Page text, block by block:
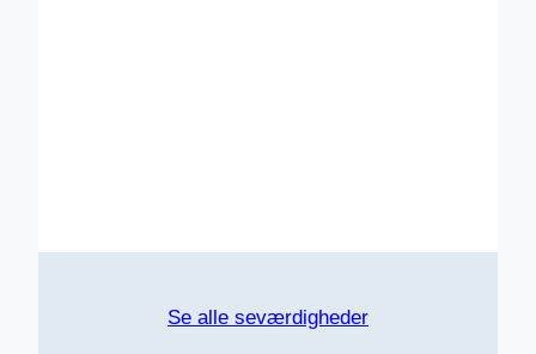
Se alle seværdigheder